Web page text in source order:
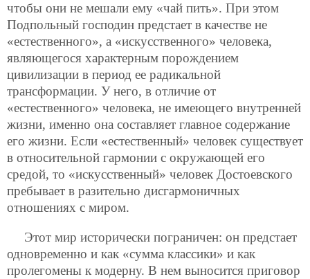
чтобы они не мешали ему «чай пить». При этом
Подпольный господин предстает в качестве не
«естественного», а «искусственного» человека,
являющегося характерным порождением
цивилизации в период ее радикальной
трансформации. У него, в отличие от
«естественного» человека, не имеющего внутренней
жизни, именно она составляет главное содержание
его жизни. Если «естественный» человек существует
в относительной гармонии с окружающей его
средой, то «искусственный» человек Достоевского
пребывает в разительно дисгармоничных
отношениях с миром.
Этот мир исторически пограничен: он предстает
одновременно и как «сумма классики» и как
пролегомены к модерну. В нем выносится приговор